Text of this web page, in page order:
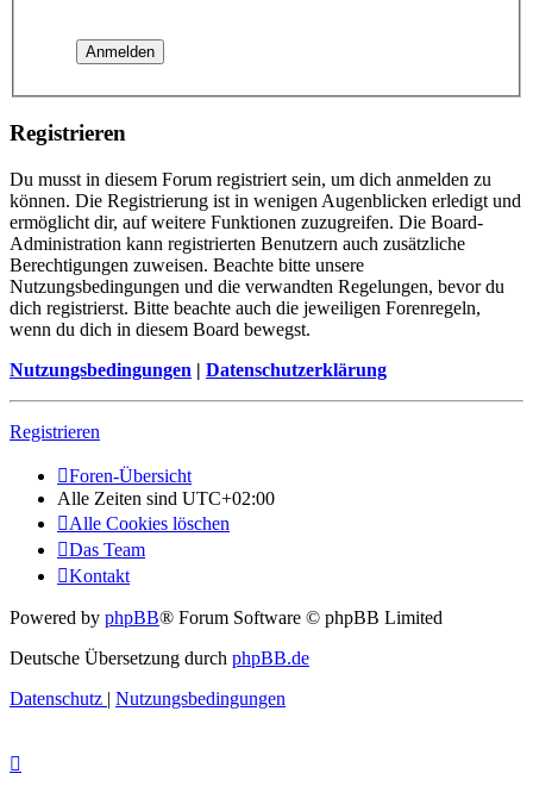
Registrieren
Du musst in diesem Forum registriert sein, um dich anmelden zu
können. Die Registrierung ist in wenigen Augenblicken erledigt und
ermöglicht dir, auf weitere Funktionen zuzugreifen. Die Board-
Administration kann registrierten Benutzern auch zusätzliche
Berechtigungen zuweisen. Beachte bitte unsere
Nutzungsbedingungen und die verwandten Regelungen, bevor du
dich registrierst. Bitte beachte auch die jeweiligen Forenregeln,
wenn du dich in diesem Board bewegst.
Nutzungsbedingungen | Datenschutzerklärung
Registrieren
Foren-Übersicht
Alle Zeiten sind UTC+02:00
Alle Cookies löschen
Das Team
Kontakt
Powered by phpBB® Forum Software © phpBB Limited
Deutsche Übersetzung durch phpBB.de
Datenschutz | Nutzungsbedingungen